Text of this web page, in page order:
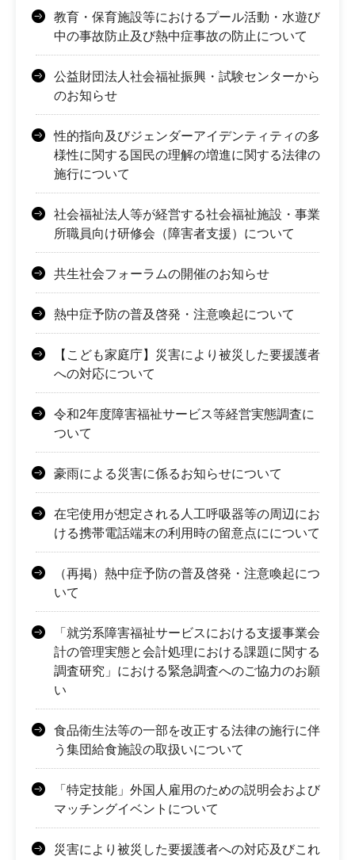
教育・保育施設等におけるプール活動・水遊び
中の事故防止及び熱中症事故の防止について
公益財団法人社会福祉振興・試験センターから
のお知らせ
性的指向及びジェンダーアイデンティティの多
様性に関する国民の理解の増進に関する法律の
施行について
社会福祉法人等が経営する社会福祉施設・事業
所職員向け研修会（障害者支援）について
共生社会フォーラムの開催のお知らせ
熱中症予防の普及啓発・注意喚起について
【こども家庭庁】災害により被災した要援護者
への対応について
令和2年度障害福祉サービス等経営実態調査に
ついて
豪雨による災害に係るお知らせについて
在宅使用が想定される人工呼吸器等の周辺にお
ける携帯電話端末の利用時の留意点にについて
（再掲）熱中症予防の普及啓発・注意喚起につ
いて
「就労系障害福祉サービスにおける支援事業会
計の管理実態と会計処理における課題に関する
調査研究」における緊急調査へのご協力のお願
い
食品衛生法等の一部を改正する法律の施行に伴
う集団給食施設の取扱いについて
「特定技能」外国人雇用のための説明会および
マッチングイベントについて
災害により被災した要援護者への対応及びこれ